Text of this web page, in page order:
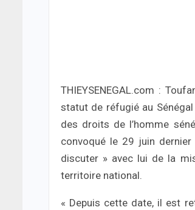
THIEYSENEGAL.com :
statut de réfugié au
des droits de l’homme
convoqué le 29 juin
discuter » avec lui de la
territoire national.
« Depuis cette date, il est